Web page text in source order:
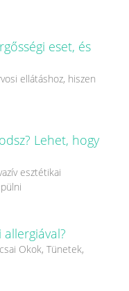
eset, és
ellátáshoz, hiszen
Lehet, hogy
esztétikai
Okok, Tünetek,